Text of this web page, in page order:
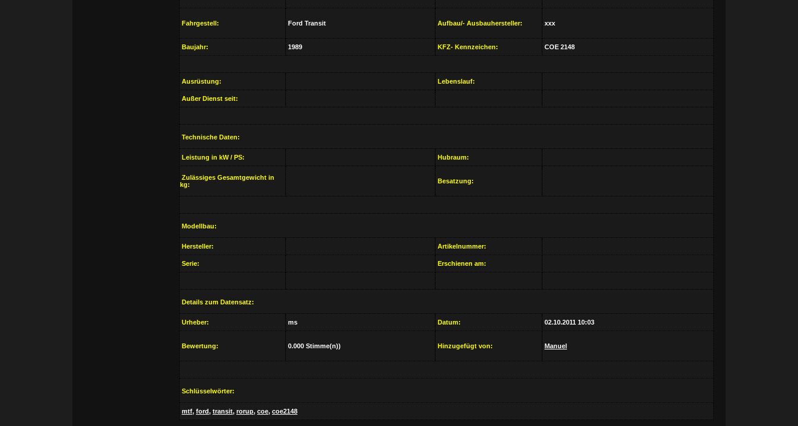
Fahrgestell: Ford Transit Aufbau/- Ausbauhersteller: xxx
Baujahr: 1989 KFZ- Kennzeichen: COE 2148
Ausrüstung: Lebenslauf:
Außer Dienst seit:
Technische Daten:
Leistung in kW / PS: Hubraum:
Zulässiges Gesamtgewicht in
kg:
Besatzung:
Modellbau:
Hersteller: Artikelnummer:
Serie: Erschienen am:
Details zum Datensatz:
Urheber: ms Datum: 02.10.2011 10:03
Bewertung: 0.000 Stimme(n)) Hinzugefügt von: Manuel
Schlüsselwörter:
mtf, ford, transit, rorup, coe, coe2148